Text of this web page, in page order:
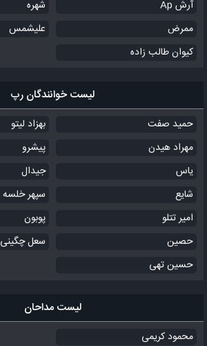
آرش Ap
شهره
ممرض
علیشمس
کیوان طالب زاده
لیست خوانندگان رپ
حمید صفت
بهزاد لیتو
مهراد هیدن
پیشرو
یاس
جیدال
شایع
سپهر خلسه
امیر تتلو
پوبون
حصین
سعل چگینی
حسین تهی
لیست مداحان
محمود کریمی